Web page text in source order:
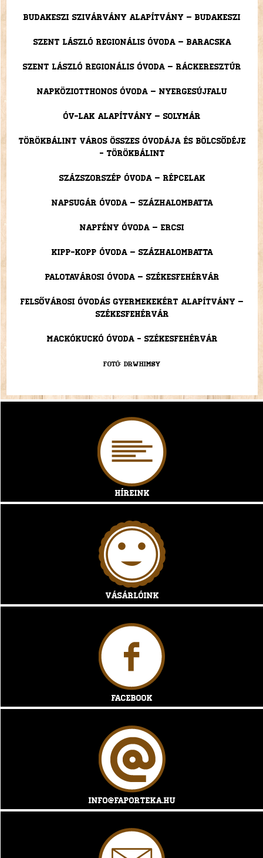
Budakeszi Szivárvány Alapítvány – Budakeszi
Szent László Regionális Óvoda – Baracska
Szent László Regionális Óvoda – Ráckeresztúr
Napköziotthonos Óvoda – Nyergesújfalu
Óv-lak Alapítvány – Solymár
Törökbálint város összes óvodája és bölcsődéje
- Törökbálint
Százszorszép Óvoda – Répcelak
Napsugár Óvoda – Százhalombatta
Napfény Óvoda – Ercsi
Kipp-Kopp Óvoda – Százhalombatta
Palotavárosi Óvoda – Székesfehérvár
Felsővárosi Óvodás Gyermekekért Alapítvány –
Székesfehérvár
Mackókuckó Óvoda - Székesfehérvár
Fotó: drwhimsy
Híreink
Vásárlóink
Facebook
info@faporteka.hu